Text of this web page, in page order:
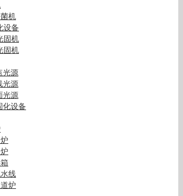
机
设备
固机
固机
光源
光源
光源
化设备
线
炉